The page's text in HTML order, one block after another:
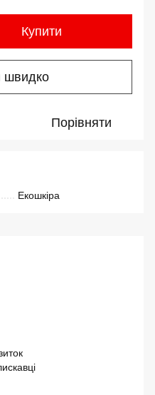
Купити
швидко
Порівняти
Екошкіра